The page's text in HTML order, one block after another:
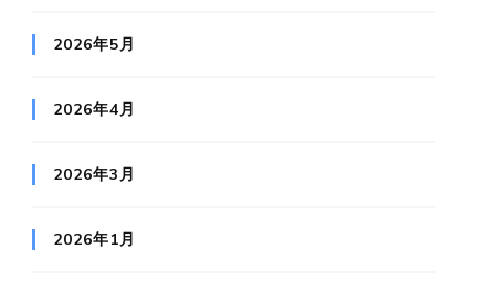
2026年5月
2026年4月
2026年3月
2026年1月